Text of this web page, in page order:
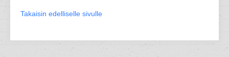
Takaisin edelliselle sivulle